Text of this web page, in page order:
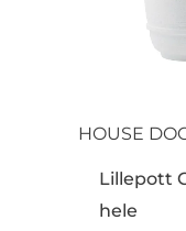
HOUSE
Lillepott
hele